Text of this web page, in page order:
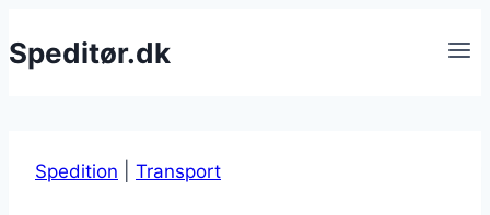
til
Speditør.dk
Spedition Transport